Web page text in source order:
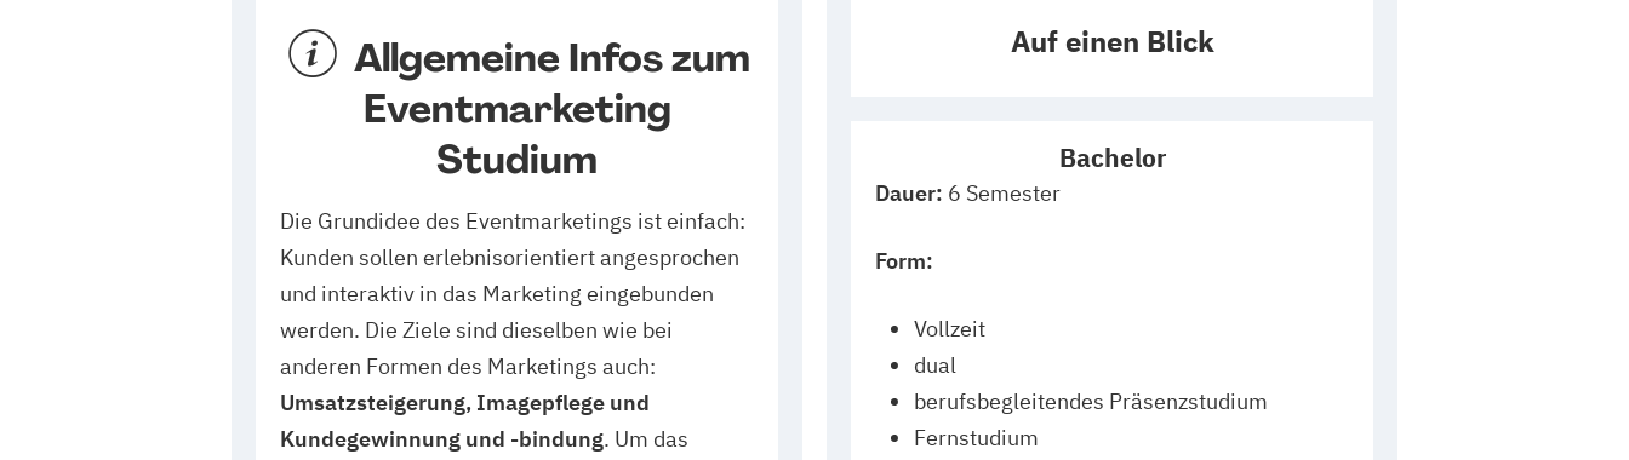
Allgemeine Infos zum
Eventmarketing
Studium
Die Grundidee des Eventmarketings ist einfach:
Kunden sollen erlebnisorientiert angesprochen
und interaktiv in das Marketing eingebunden
werden. Die Ziele sind dieselben wie bei
anderen Formen des Marketings auch:
Umsatzsteigerung, Imagepflege und
Kundegewinnung und -bindung. Um das
Auf einen Blick
Bachelor
Dauer: 6 Semester
Form:
Vollzeit
dual
berufsbegleitendes Präsenzstudium
Fernstudium